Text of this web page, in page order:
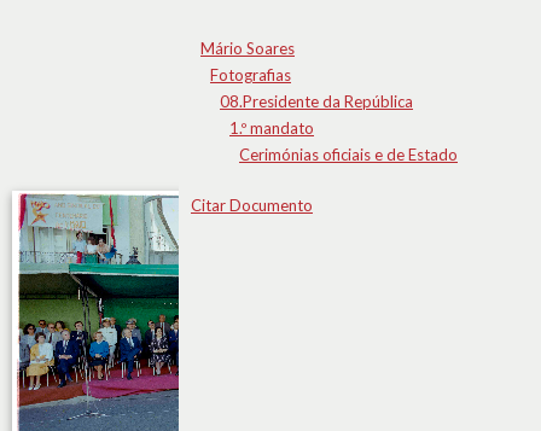
Mário Soares
Fotografias
08.Presidente da República
1.º mandato
Cerimónias oficiais e de Estado
Citar Documento